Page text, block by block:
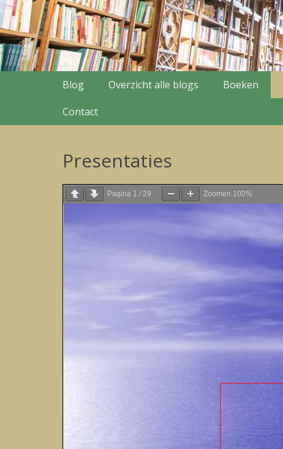
Secondary Menu
Skip
content
Blog Overzicht alle blogs Boeken
Contact
Presentaties
Pagina 1 / 29 Zoomen 100%